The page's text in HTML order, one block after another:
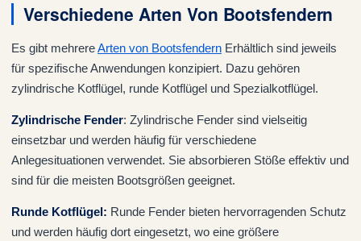
Verschiedene Arten Von Bootsfendern
Es gibt mehrereArten von Bootsfendern Erhältlich sind jeweils
für spezifische Anwendungen konzipiert. Dazu gehören
zylindrische Kotflügel, runde Kotflügel und Spezialkotflügel.
Zylindrische Fender: Zylindrische Fender sind vielseitig
einsetzbar und werden häufig für verschiedene
Anlegesituationen verwendet. Sie absorbieren Stöße effektiv und
sind für die meisten Bootsgrößen geeignet.
Runde Kotflügel: Runde Fender bieten hervorragenden Schutz
und werden häufig dort eingesetzt, wo eine größere